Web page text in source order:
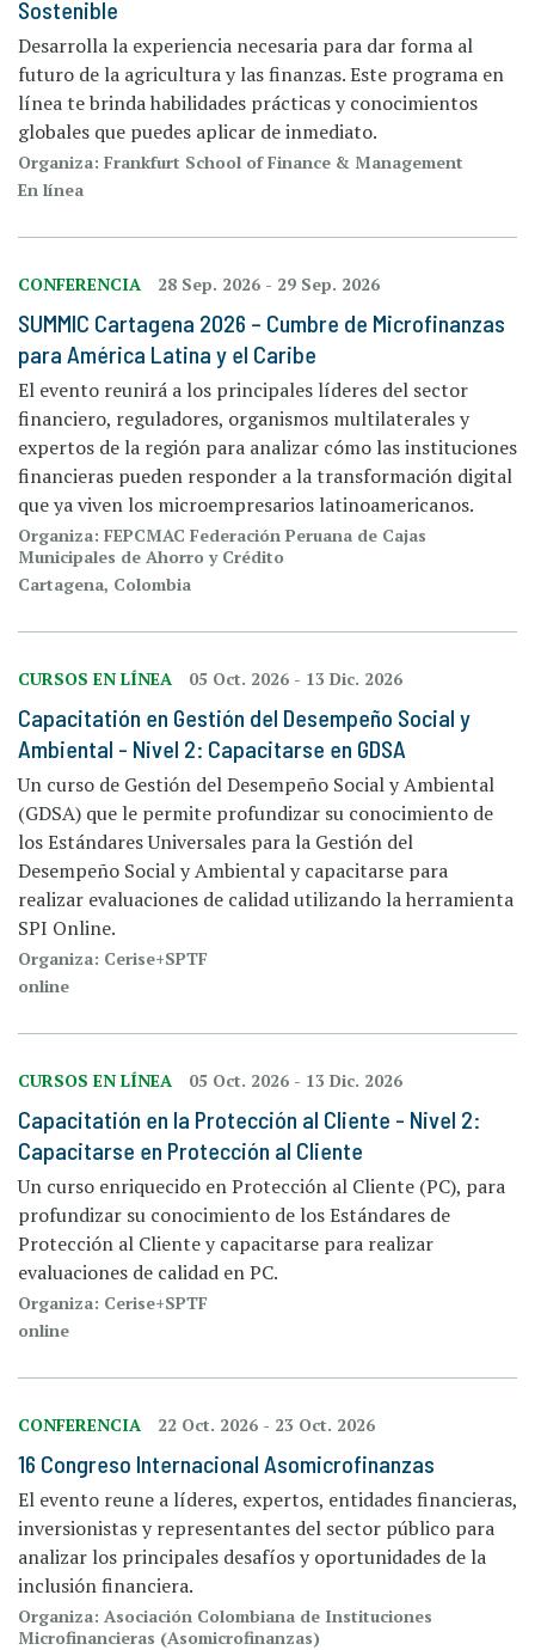
Sostenible
Desarrolla la experiencia necesaria para dar forma al
futuro de la agricultura y las finanzas. Este programa en
línea te brinda habilidades prácticas y conocimientos
globales que puedes aplicar de inmediato.
Organiza: Frankfurt School of Finance & Management
En línea
CONFERENCIA 28 Sep. 2026 - 29 Sep. 2026
SUMMIC Cartagena 2026 – Cumbre de Microfinanzas
para América Latina y el Caribe
El evento reunirá a los principales líderes del sector
financiero, reguladores, organismos multilaterales y
expertos de la región para analizar cómo las instituciones
financieras pueden responder a la transformación digital
que ya viven los microempresarios latinoamericanos.
Organiza: FEPCMAC Federación Peruana de Cajas
Municipales de Ahorro y Crédito
Cartagena, Colombia
CURSOS EN LÍNEA 05 Oct. 2026 - 13 Dic. 2026
Capacitatión en Gestión del Desempeño Social y
Ambiental - Nivel 2: Capacitarse en GDSA
Un curso de Gestión del Desempeño Social y Ambiental
(GDSA) que le permite profundizar su conocimiento de
los Estándares Universales para la Gestión del
Desempeño Social y Ambiental y capacitarse para
realizar evaluaciones de calidad utilizando la herramienta
SPI Online.
Organiza: Cerise+SPTF
online
CURSOS EN LÍNEA 05 Oct. 2026 - 13 Dic. 2026
Capacitatión en la Protección al Cliente - Nivel 2:
Capacitarse en Protección al Cliente
Un curso enriquecido en Protección al Cliente (PC), para
profundizar su conocimiento de los Estándares de
Protección al Cliente y capacitarse para realizar
evaluaciones de calidad en PC.
Organiza: Cerise+SPTF
online
CONFERENCIA 22 Oct. 2026 - 23 Oct. 2026
16 Congreso Internacional Asomicrofinanzas
El evento reune a líderes, expertos, entidades financieras,
inversionistas y representantes del sector público para
analizar los principales desafíos y oportunidades de la
inclusión financiera.
Organiza: Asociación Colombiana de Instituciones
Microfinancieras (Asomicrofinanzas)